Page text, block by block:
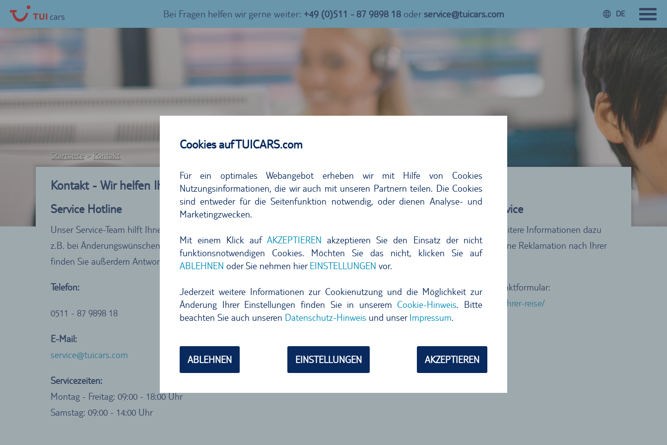
Cookies auf TUICARS.com
Für ein optimales Webangebot erheben wir mit Hilfe von Cookies
Nutzungsinformationen, die wir auch mit unseren Partnern teilen. Die Cookies
sind entweder für die Seitenfunktion notwendig, oder dienen Analyse- und
Marketingzwecken.
Mit einem Klick auf AKZEPTIEREN akzeptieren Sie den Einsatz der nicht
funktionsnotwendigen Cookies. Möchten Sie das nicht, klicken Sie auf
ABLEHNEN oder Sie nehmen hierEINSTELLUNGEN vor.
Jederzeit weitere Informationen zur Cookienutzung und die Möglichkeit zur
Änderung Ihrer Einstellungen finden Sie in unserem Cookie-Hinweis. Bitte
beachten Sie auch unseren Datenschutz-Hinweis und unserImpressum.
ABLEHNEN EINSTELLUNGEN AKZEPTIEREN
DE
Bei Fragen helfen wir gerne weiter: +49 (0)511 - 87 9898 18oderservice@tuicars.com
Startseite Kontakt
Kontakt - Wir helfen Ihnen gerne weiter.
Service Hotline
Unser Service-Team hilft Ihnen gerne bei Fragen rund um Ihre Buchung,
z.B. bei Änderungswünschen oder Stornierungen. Auf unsererFAQ-Seite
finden Sie außerdem Antworten auf häufig gestellte Fragen.
Telefon:
0511 - 87 9898 18
E-Mail:
service@tuicars.com
Servicezeiten:
Montag - Freitag: 09:00 - 18:00 Uhr
Samstag: 09:00 - 14:00 Uhr
Nach der Reise: TUI Cars Kundenservice
Sie möchten uns einen Schaden melden (weitere Informationen dazu
finden Siehier ) oder Sie haben Kritik oder eine Reklamation nach Ihrer
Reise?
Bitte nutzen Sie für Ihr Anliegen unser Kontaktformular:
https://www.tui.com/hilfe/reklamation-nach-ihrer-reise/